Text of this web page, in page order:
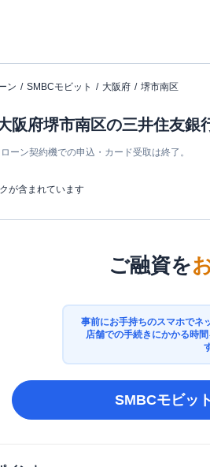
ン SMBCモビット 大阪府 堺市南区
阪府堺市南区の三井住友銀
ーン契約機での申込・カード受取は終了。
が含まれています
ご融資を
事前にお手持ちのスマホでネ
店舗での手続きにかかる時
SMBCモビット